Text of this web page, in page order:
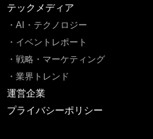
テックメディア
・AI・テクノロジー
・イベントレポート
・戦略・マーケティング
・業界トレンド
運営企業
プライバシーポリシー